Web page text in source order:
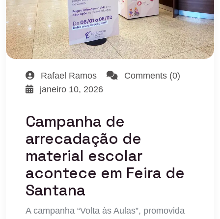
Rafael Ramos
Comments (0)
janeiro 10, 2026
Campanha de
arrecadação de
material escolar
acontece em Feira de
Santana
A campanha “Volta às Aulas”, promovida